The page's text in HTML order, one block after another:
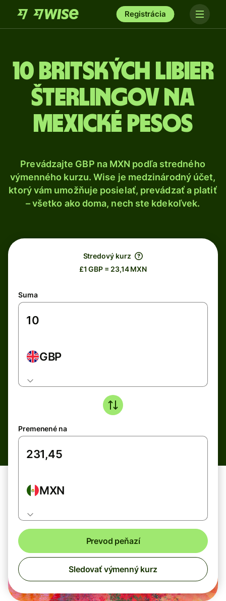
Registrácia
10 Britských libier
šterlingov na
mexické pesos
Prevádzajte GBP na MXN podľa stredného
výmenného kurzu. Wise je medzinárodný účet,
ktorý vám umožňuje posielať, prevádzať a platiť
– všetko ako doma, nech ste kdekoľvek.
Stredový kurz
£1 GBP = 23,14 MXN
Suma
GBP
Premenené na
MXN
Prevod peňazí
Sledovať výmenný kurz